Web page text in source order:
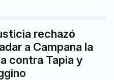
rechazó
a Campana la
contra Tapia y